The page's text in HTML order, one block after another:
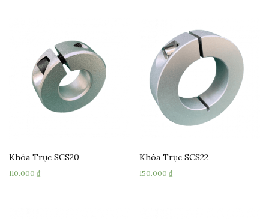
Khóa Trục SCS20
110.000 ₫
Khóa Trục SCS22
150.000₫